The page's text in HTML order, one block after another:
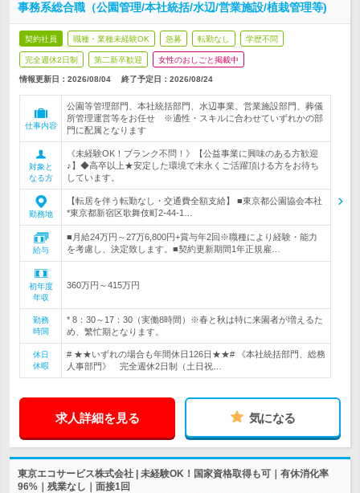
事務系総合職（公園管理/本社統括/水辺/営業施設/植栽管理等)
契約社員 職種・業種未経験OK 急募 転勤なし 学歴不問
完全週休2日制 第二新卒歓迎 女性のおしごと掲載中
情報更新日：2026/08/04 終了予定日： 2026/08/24
仕事内容
公園等管理部門、本社統括部門、水辺事業、営業施設部門、葬儀
所管理運営等をお任せ ※適性・スキルに合わせていずれかの部
門に配属となります
対象と
なる方
《未経験OK！ブランク不問！》【公益事業に興味のある方歓迎
♪】◆高卒以上★安定した環境で末永くご活躍頂ける方をお待ち
しています。
勤務地
【転居を伴う転勤なし・交通費全額支給】 ■東京都公園協会本社
*東京都新宿区歌舞伎町2-44-1…
給与
■月給24万円～27万6,800円+賞与年2回※職種により経験・能力
を考慮し、決定致します。■契約更新期間1年正規雇…
初年度
年収
360万円～415万円
勤務
時間
* 8：30～17：30（実働8時間）※春と秋は特に来園者が増えるた
め、繁忙期となります。
休日
休暇
# ★★いずれの場合も年間休日126日★★# 《本社統括部門、総務
人事部門》 完全週休2日制（土日祝…
求人詳細を見る 気になる
東京エコサービス株式会社 | 未経験OK！国家資格取得も可｜有休消化率
96%｜残業なし｜面接1回